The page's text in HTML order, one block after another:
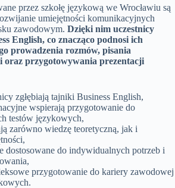
przez szkołę językową we Wrocławiu są
umiejętności komunikacyjnych
zawodowym. Dzięki nim uczestnicy
English, co znacząco podnosi ich
prowadzenia rozmów, pisania
oraz przygotowywania prezentacji
zgłębiają tajniki Business English,
wspierają przygotowanie do
testów językowych,
zarówno wiedzę teoretyczną, jak i
dostosowane do indywidualnych potrzeb i
przygotowanie do kariery zawodowej